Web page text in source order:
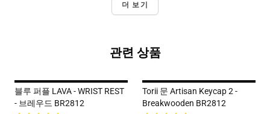
더 보기
관련 상품
블루 퍼플 LAVA - WRIST REST
- 브레우드 BR2812
Torii 문 Artisan Keycap 2 -
Breakwooden BR2812